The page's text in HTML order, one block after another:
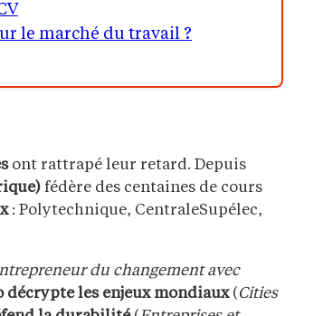
le marché du travail ?
ont rattrapé leur retard. Depuis
fédère des centaines de cours
: Polytechnique, CentraleSupélec,
du changement avec
décrypte les enjeux mondiaux( Cities